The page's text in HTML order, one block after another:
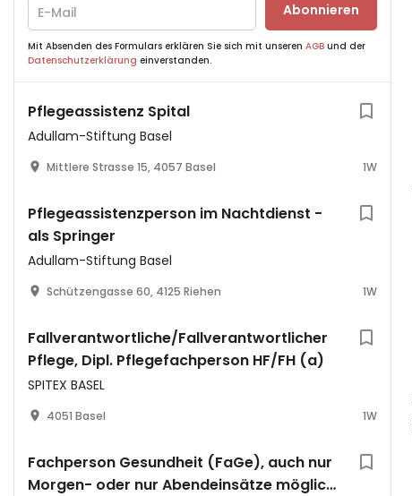
Abonnieren
Mit Absenden des Formulars erklären Sie sich mit unseren AGB und der
Datenschutzerklärung einverstanden.
Pflegeassistenz Spital
Adullam-Stiftung Basel
Mittlere Strasse 15, 4057 Basel 1W
Pflegeassistenzperson im Nachtdienst -
als Springer
Adullam-Stiftung Basel
Schützengasse 60, 4125 Riehen 1W
Fallverantwortliche/Fallverantwortlicher
Pflege, Dipl. Pflegefachperson HF/FH (a)
SPITEX BASEL
4051 Basel 1W
Fachperson Gesundheit (FaGe), auch nur
Morgen- oder nur Abendeinsätze möglich